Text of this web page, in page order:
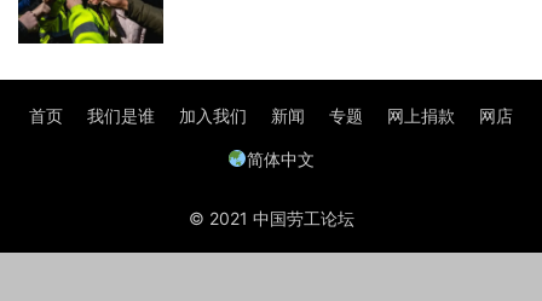
首页 我们是谁 加入我们 新闻 专题 网上捐款 网店
简体中文
© 2021 中国劳工论坛